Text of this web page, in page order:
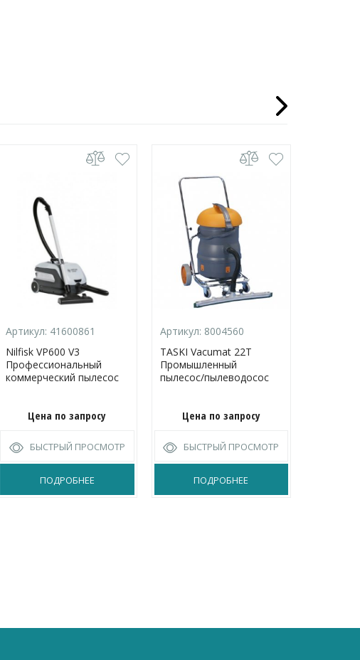
Артикул: 41600861
Nilfisk VP600 V3
Профессиональный
коммерческий пылесос
Цена по запросу
БЫСТРЫЙ ПРОСМОТР
ПОДРОБНЕЕ
Артикул: 8004560
TASKI Vacumat 22T
Промышленный
пылесос/пылеводосос
Цена по запросу
БЫСТРЫЙ ПРОСМОТР
ПОДРОБНЕЕ